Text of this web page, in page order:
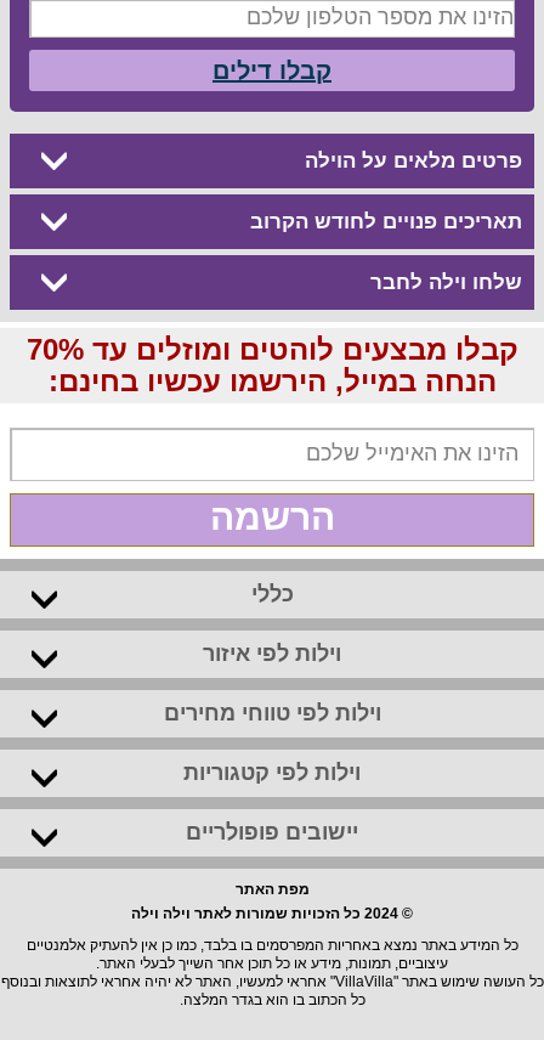
קבלו דילים
פרטים מלאים על הוילה
תאריכים פנויים לחודש הקרוב
שלחו וילה לחבר
קבלו מבצעים לוהטים ומוזלים עד 70%
הנחה במייל, הירשמו עכשיו בחינם:
הרשמה
כללי
וילות לפי איזור
וילות לפי טווחי מחירים
וילות לפי קטגוריות
יישובים פופולריים
מפת האתר
© 2024 כל הזכויות שמורות לאתר וילה וילה
כל המידע באתר נמצא באחריות המפרסמים בו בלבד, כמו כן אין להעתיק אלמנטיים
עיצוביים, תמונות, מידע או כל תוכן אחר השייך לבעלי האתר.
כל העושה שימוש באתר "VillaVilla" אחראי למעשיו, האתר לא יהיה אחראי לתוצאות ובנוסף
כל הכתוב בו הוא בגדר המלצה.